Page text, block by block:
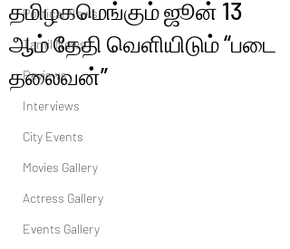
Political News
Tamil News
Reviews
Interviews
City Events
Movies Gallery
Actress Gallery
Events Gallery
தமிழகமெங்கும் ஜூன் 13
ஆம் தேதி வெளியிடும் “படை
தலைவன்”